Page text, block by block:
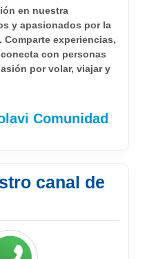
en nuestra
y apasionados por la
experiencias,
con personas
por volar, viajar y
Comunidad
canal de